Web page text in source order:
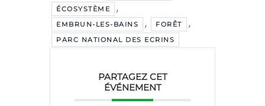
ÉCOSYSTÈME ,
EMBRUN-LES-BAINS , FORÊT ,
PARC NATIONAL DES ECRINS
PARTAGEZ CET
ÉVÉNEMENT